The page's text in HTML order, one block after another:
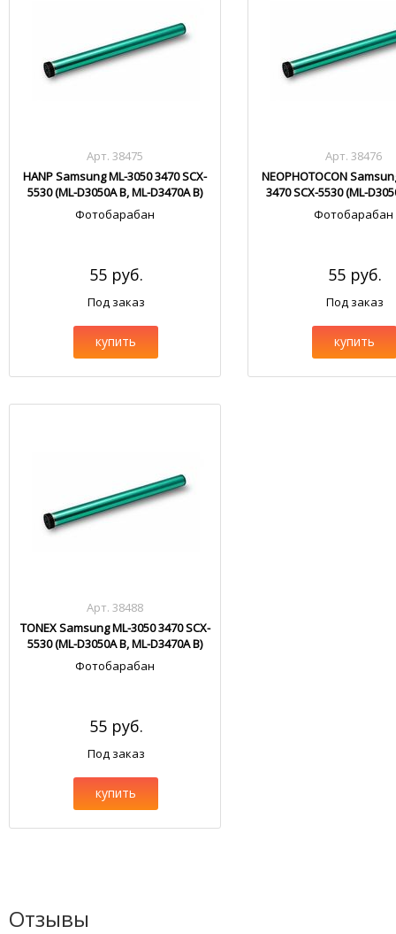
Арт. 38475
HANP Samsung ML-3050 3470 SCX-
5530 (ML-D3050A B, ML-D3470A B)
Фотобарабан
55 руб.
Под заказ
купить
Арт. 38476
NEOPHOTOCON
3470 SCX-5530 (ML-
D3470A B)
Фотобарабан
55 руб.
Под заказ
купить
Арт. 38488
TONEX Samsung ML-3050 3470 SCX-
5530 (ML-D3050A B, ML-D3470A B)
Фотобарабан
55 руб.
Под заказ
купить
Отзывы